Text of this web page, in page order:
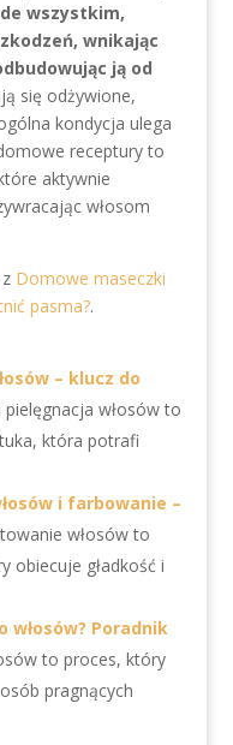
wszystkim,
wnikając
ją od
się odżywione,
kondycja ulega
receptury to
aktywnie
włosom
Domowe maseczki
pasma?.
– klucz do
pielęgnacja włosów to
która potrafi
i farbowanie –
włosów to
obiecuje gładkość i
włosów? Poradnik
to proces, który
pragnących